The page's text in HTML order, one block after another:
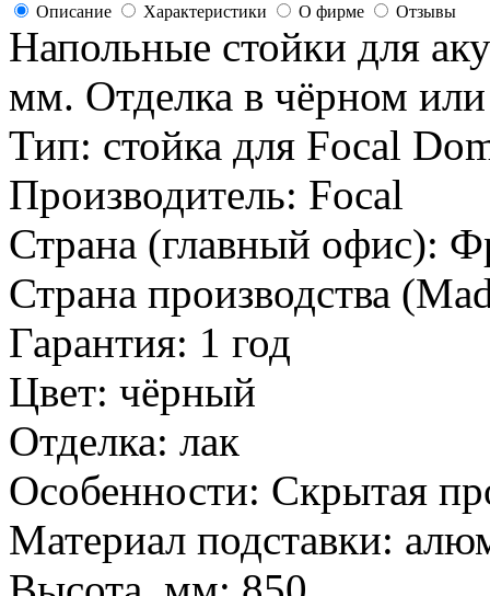
Описание Характеристики О фирме Отзывы
Напольные стойки для
мм. Отделка в чёрном или
Тип: стойка для Focal
Производитель: Focal
Страна (главный офис):
Страна производства
Гарантия: 1 год
Цвет: чёрный
Отделка: лак
Особенности: Скрытая
Материал подставки: